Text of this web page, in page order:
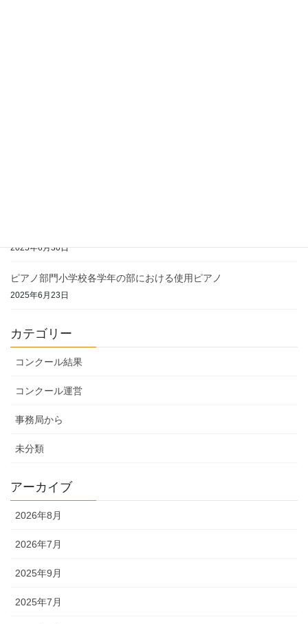
2025年6月30日
ピアノ部門小学校各学年の部における使用ピアノ
2025年6月23日
カテゴリー
コンクール結果
コンクール運営
事務局から
未分類
アーカイブ
2026年8月
2026年7月
2025年9月
2025年7月